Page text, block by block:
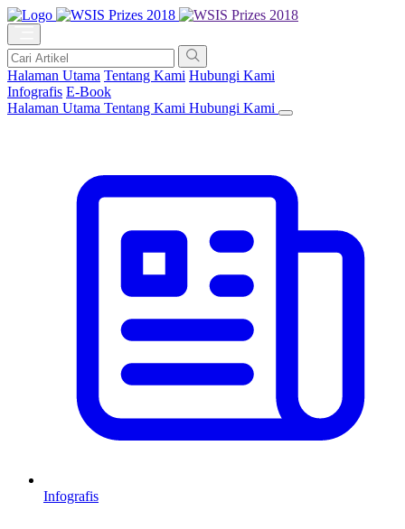
Halaman Utama Tentang Kami Hubungi Kami
Infografis E-Book
Halaman Utama Tentang Kami Hubungi Kami
Infografis